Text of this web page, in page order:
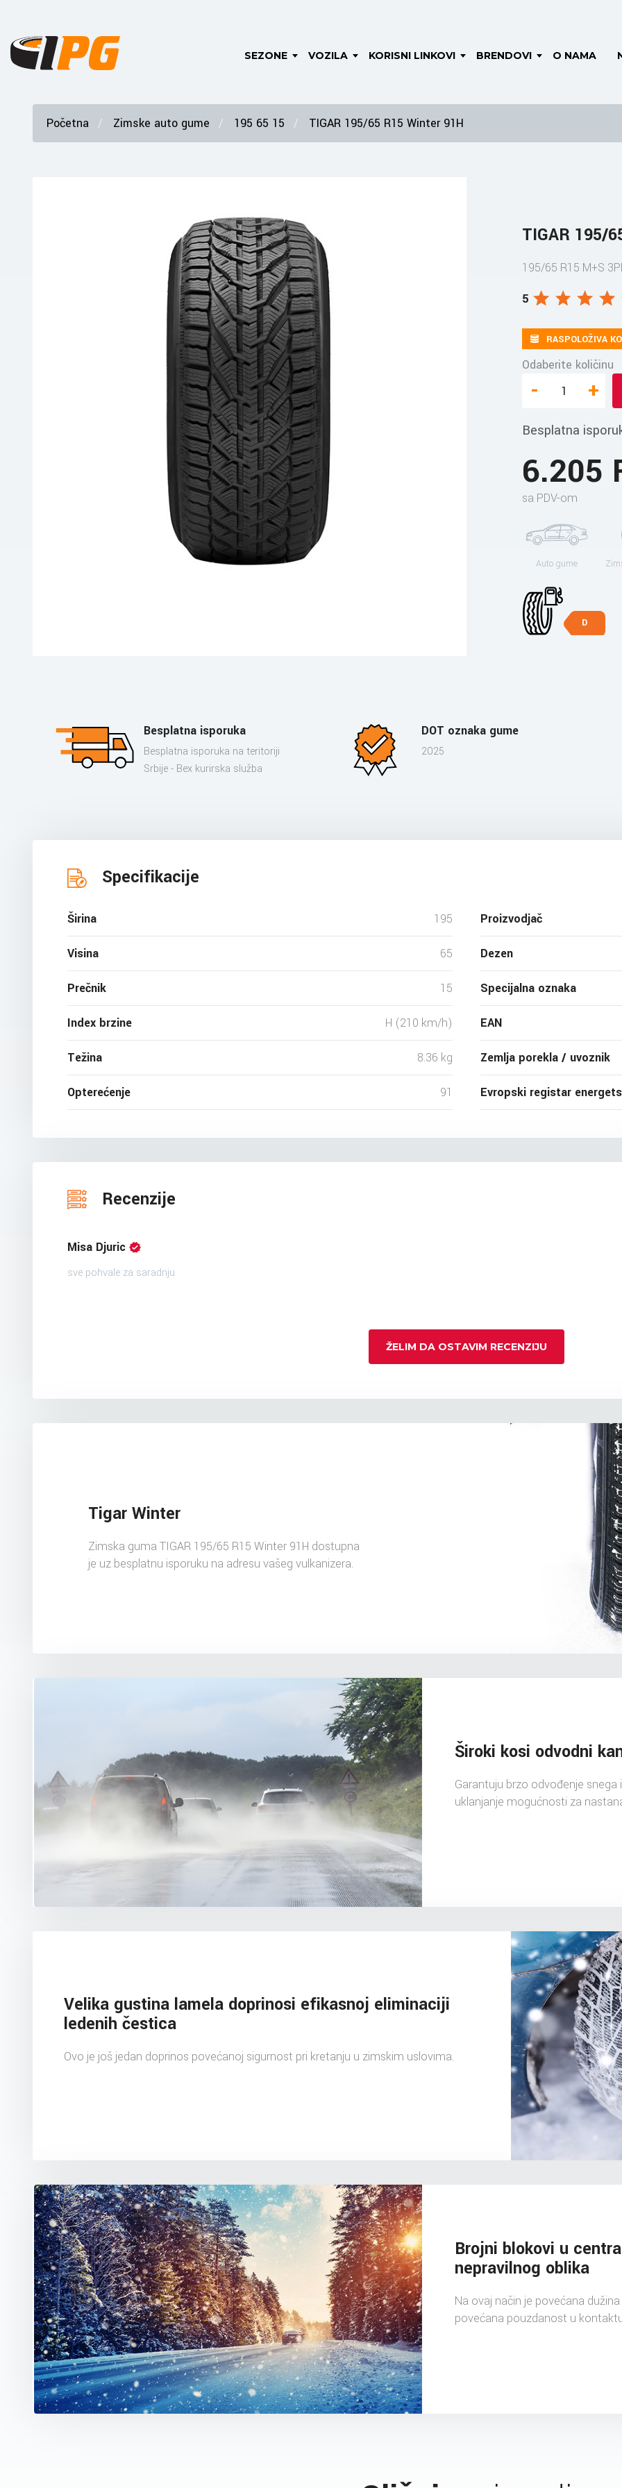
SEZONE VOZILA KORISNI LINKOVI BRENDOVI O NAMA
Početna Zimske auto gume 195 65 15 TIGAR 195/65 R15 Winter 91H
TIGAR 195/
195/65 R15 M+S
5
RASPOLOŽIVA
Odaberite količinu
- +
Besplatna
6.205
sa PDV-om
Auto gume
D
Besplatna isporuka
Besplatna isporuka na teritoriji
Srbije - Bex kurirska služba
DOT oznaka gume
2025
Specifikacije
Širina 195
Visina 65
Prečnik 15
Index brzine H (210 km/h)
Težina 8.36 kg
Opterećenje 91
Proizvodjač
Dezen
Specijalna oznaka
EAN
Zemlja porekla / uvoznik
Evropski registar
Recenzije
Misa Djuric
sve pohvale za saradnju
ŽELIM DA OSTAVIM RECENZIJU
Tigar Winter
Zimska guma TIGAR 195/65 R15 Winter 91H dostupna
je uz besplatnu isporuku na adresu vašeg vulkanizera.
Široki kosi odvodni
Garantuju brzo odvođenje
uklanjanje mogućnosti za
Velika gustina lamela doprinosi efikasnoj eliminaciji
ledenih čestica
Ovo je još jedan doprinos povećanoj sigurnost pri kretanju u zimskim uslovima.
Brojni blokovi u
nepravilnog oblika
Na ovaj način je povećana
povećana pouzdanost u